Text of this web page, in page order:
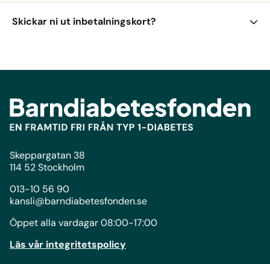
Skickar ni ut inbetalningskort?
Skeppargatan 38
114 52 Stockholm
013-10 56 90
kansli@barndiabetesfonden.se
Öppet alla vardagar 08:00-17:00
Läs vår integritetspolicy